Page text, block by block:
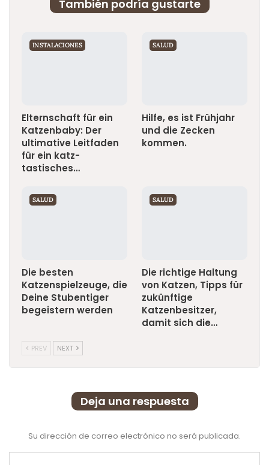
También podría gustarte
INSTALACIONES
Elternschaft für ein
Katzenbaby: Der
ultimative Leitfaden
für ein katz-
tastisches…
SALUD
Hilfe, es ist Frühjahr
und die Zecken
kommen.
SALUD
Die besten
Katzenspielzeuge, die
Deine Stubentiger
begeistern werden
SALUD
Die richtige Haltung
von Katzen, Tipps für
zukünftige
Katzenbesitzer,
damit sich die…
PREV NEXT
Deja una respuesta
Su dirección de correo electrónico no será publicada.